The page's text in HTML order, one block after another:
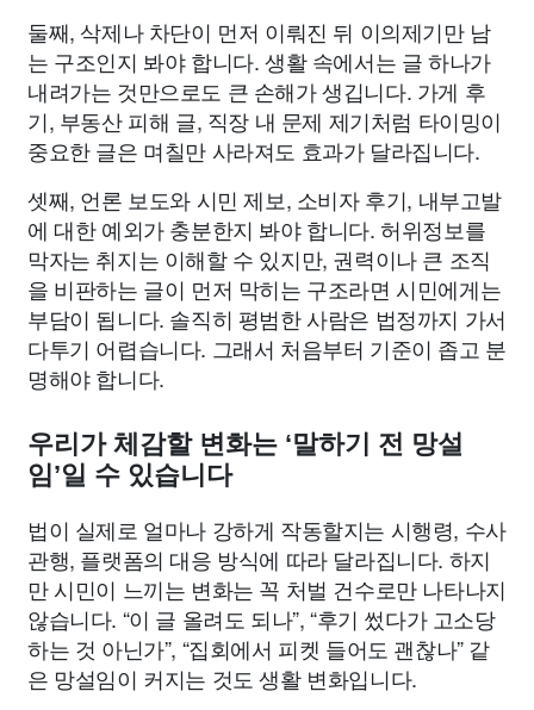
둘째, 삭제나 차단이 먼저 이뤄진 뒤 이의제기만 남
는 구조인지 봐야 합니다. 생활 속에서는 글 하나가
내려가는 것만으로도 큰 손해가 생깁니다. 가게 후
기, 부동산 피해 글, 직장 내 문제 제기처럼 타이밍이
중요한 글은 며칠만 사라져도 효과가 달라집니다.
셋째, 언론 보도와 시민 제보, 소비자 후기, 내부고발
에 대한 예외가 충분한지 봐야 합니다. 허위정보를
막자는 취지는 이해할 수 있지만, 권력이나 큰 조직
을 비판하는 글이 먼저 막히는 구조라면 시민에게는
부담이 됩니다. 솔직히 평범한 사람은 법정까지 가서
다투기 어렵습니다. 그래서 처음부터 기준이 좁고 분
명해야 합니다.
우리가 체감할 변화는 ‘말하기 전 망설
임’일 수 있습니다
법이 실제로 얼마나 강하게 작동할지는 시행령, 수사
관행, 플랫폼의 대응 방식에 따라 달라집니다. 하지
만 시민이 느끼는 변화는 꼭 처벌 건수로만 나타나지
않습니다. “이 글 올려도 되나”, “후기 썼다가 고소당
하는 것 아닌가”, “집회에서 피켓 들어도 괜찮나” 같
은 망설임이 커지는 것도 생활 변화입니다.